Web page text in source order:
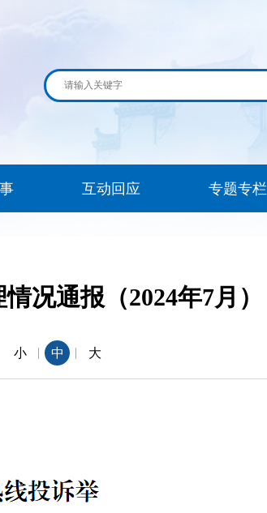
互动回应 专题专栏
况通报（2024年7月）
小 | 中 | 大